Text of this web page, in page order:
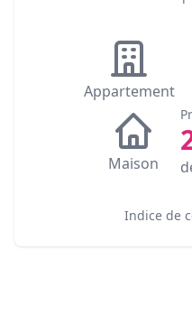
Appartement
Maison
Indice de